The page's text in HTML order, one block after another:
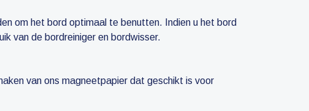
om het bord optimaal te benutten. Indien u het bord
van de bordreiniger en bordwisser.
van ons magneetpapier dat geschikt is voor